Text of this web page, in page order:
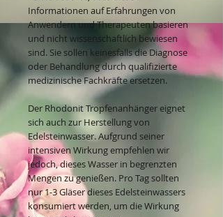
Informationen auf Erfahrungen von
Anwendern und Therapeuten basieren
und nicht wissenschaftlich bewiesen
sind. Sie sollen keinesfalls die Diagnose
oder Behandlung durch qualifizierte
medizinische Fachkräfte ersetzen.
Der Rhodonit Tropfenanhänger eignet
sich auch zur Herstellung von
Edelsteinwasser. Aufgrund seiner
intensiven Wirkung empfehlen wir
jedoch, dieses Wasser in begrenzten
Mengen zu genießen. Pro Tag sollten
nur 1-3 Gläser dieses Edelsteinwassers
konsumiert werden, um die Wirkung